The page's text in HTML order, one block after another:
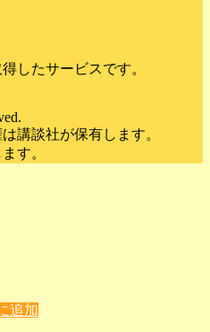
したサービスです。
講談社が保有します。
す。